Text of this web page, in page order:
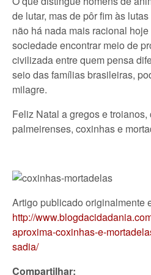
de lutar, mas de pôr fim às
não há nada mais racional
sociedade encontrar meio de
civilizada entre quem pensa
seio das famílias brasileiras,
milagre.
Feliz Natal a gregos e
palmeirenses, coxinhas e
Artigo publicado originalmente
http://
aproxima-coxinhas-e-
sadia/
Compartilhar: